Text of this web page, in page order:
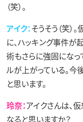
（笑）。
アイク：そうそう（笑）
に、ハッキング事件が
術もさらに強固になっ
ルが上がっている。今
と思います。
玲奈：アイクさんは、
なると思いますか？